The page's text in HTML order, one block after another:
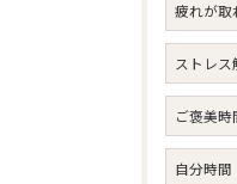
疲れが取
ストレス
ご褒美時
自分時間